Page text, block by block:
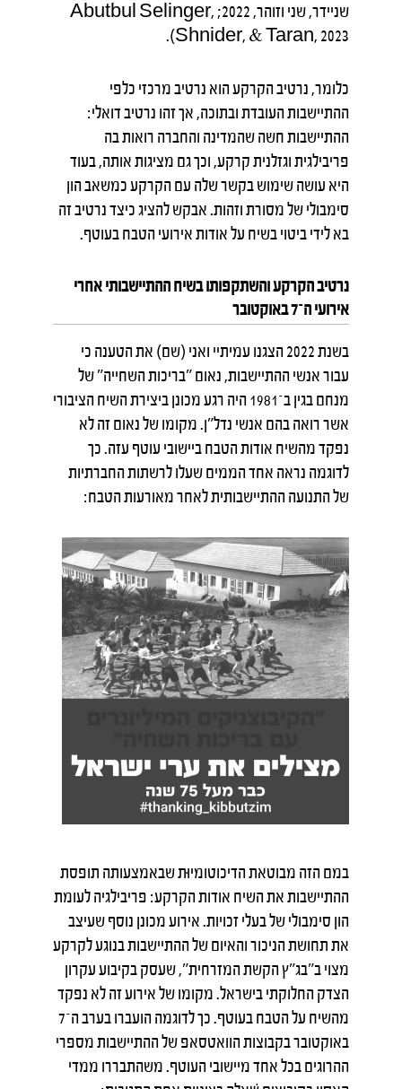
שניידר, שני וזוהר, 2022; Abutbul Selinger,
Shnider, & Taran, 2023).
כלומר, נרטיב הקרקע הוא נרטיב מרכזי כלפי
ההתיישבות העובדת ובתוכה, אך זהו נרטיב דואלי:
ההתיישבות חשה שהמדינה והחברה רואות בה
פריבילגית וגזלנית קרקע, וכך גם מציגות אותה, בעוד
היא עושה שימוש בקשר שלה עם הקרקע כמשאב הון
סימבולי של מסורת וזהות. אבקש להציג כיצד נרטיב זה
בא לידי ביטוי בשיח על אודות אירועי הטבח בעוטף.
נרטיב הקרקע והשתקפותו בשיח ההתיישבותי אחרי
אירועי ה־7 באוקטובר
בשנת 2022 הצגנו עמיתיי ואני (שם) את הטענה כי
עבור אנשי ההתיישבות, נאום "בריכות השחייה" של
מנחם בגין ב־1981 היה רגע מכונן ביצירת השיח הציבורי
אשר רואה בהם אנשי נדל"ן. מקומו של נאום זה לא
נפקד מהשיח אודות הטבח ביישובי עוטף עזה. כך
לדוגמה נראה אחד הממים שעלו לרשתות החברתיות
של התנועה ההתיישבותית לאחר מאורעות הטבח:
במם הזה מבוטאת הדיכוטומיוּת שבאמצעותה תופסת
ההתיישבות את השיח אודות הקרקע: פריבילגיה לעומת
הון סימבולי של בעלי זכויות. אירוע מכונן נוסף שעיצב
את תחושת הניכור והאיום של ההתיישבות בנוגע לקרקע
מצוי ב"בג"ץ הקשת המזרחית", שעסק בקיבוע עקרון
הצדק החלוקתי בישראל. מקומו של אירוע זה לא נפקד
מהשיח על הטבח בעוטף. כך לדוגמה הועברו בערב ה־7
באוקטובר בקבוצות הוואטסאפ של ההתיישבות מספרי
ההרוגים בכל אחד מיישובי העוטף. משהתבררו ממדי